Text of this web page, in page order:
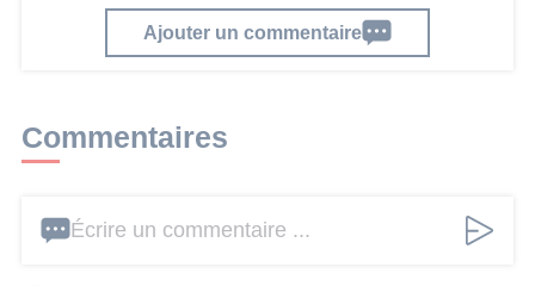
Ajouter un commentaire
Commentaires
Écrire un commentaire ...